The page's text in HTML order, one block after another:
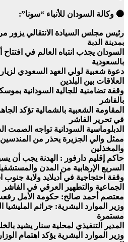
🔵 وكالة السودان للأنباء “سونا”:
رئيس مجلس السيادة الانتقالي يزور
بمدينة الدبة
السودان يجذب انتباه العالم في
بالسعودية
دعوة شعبية لولي العهد السعودي
العلاقات بين البلدين
وقفة تضامنية للجالية السودانية
بالفاشر
المقاومة الشعبية بالشمالية تؤكد
في تحرير الفاشر
الدبلوماسية السودانية تواجه الصمت
ممثل والي الجزيرة يحذر من المندسين
والمخذلين
حاكم إقليم دارفور : الهدنة يجب أن
السريع الإرهابية من المدن
وقفة احتجاجية في أديلايد ولاية جنوب
الجماعية والتطهير العرقي في الفاشر
معتصم أحمد صالح: حكومة الأمل
وزير الموارد البشرية: جرائم المليشيا
مستمرة
المدير التنفيذي لمحلية سنار يشيد
وزير الموارد البشرية يؤكد اهتمام